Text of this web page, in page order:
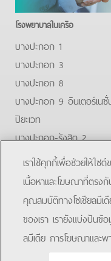
โรงพยาบาลในเครือ
บางปะกอก 1
บางปะกอก 3
บางปะกอก 8
บางปะกอก 9 อินเตอร์เน
ปิยะเวท
บางปะกอก-รังสิต 2
บางปะกอกสมุทรปราการ
FacebookYoutubeLine
โรงพยาบาลบางปะกอก 9
เราใช้คุกกี้เพื่อช่วยให้ไ
เนื้อหาและโฆษณาที่ตรง
คุณสมบัติทางโซเชียลมีเ
ของเรา เรายังแบ่งปันข้
ลมีเดีย การโฆษณาและพ